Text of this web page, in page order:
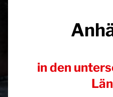
in den